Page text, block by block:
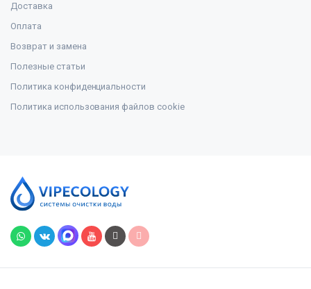
Доставка
Оплата
Возврат и замена
Полезные статьи
Политика конфиденциальности
Политика использования файлов cookie